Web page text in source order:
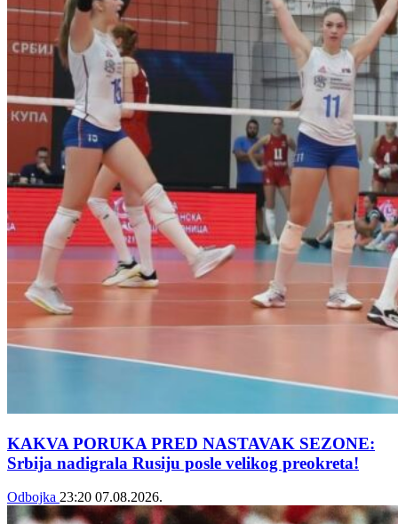
KAKVA PORUKA PRED NASTAVAK SEZONE:
Srbija nadigrala Rusiju posle velikog preokreta!
Odbojka 23:20 07.08.2026.